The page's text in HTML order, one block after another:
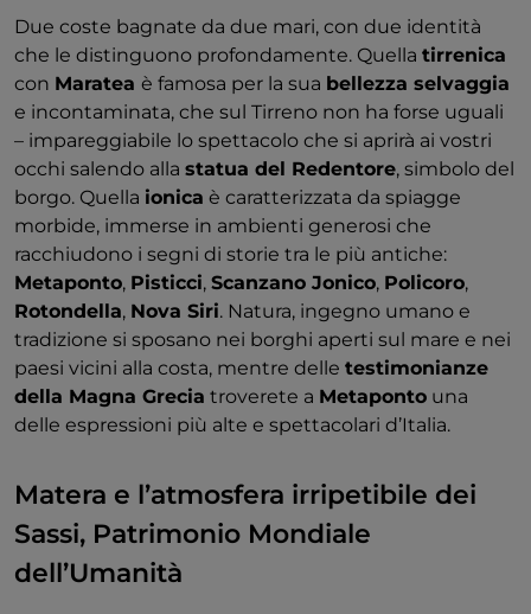
Due coste bagnate da due mari, con due identità
che le distinguono profondamente. Quella tirrenica
con Maratea è famosa per la sua bellezza selvaggia
e incontaminata, che sul Tirreno non ha forse uguali
– impareggiabile lo spettacolo che si aprirà ai vostri
occhi salendo alla statua del Redentore, simbolo del
borgo. Quella ionica è caratterizzata da spiagge
morbide, immerse in ambienti generosi che
racchiudono i segni di storie tra le più antiche:
Metaponto, Pisticci, Scanzano Jonico, Policoro,
Rotondella, Nova Siri. Natura, ingegno umano e
tradizione si sposano nei borghi aperti sul mare e nei
paesi vicini alla costa, mentre delle testimonianze
della Magna Grecia troverete a Metaponto una
delle espressioni più alte e spettacolari d’Italia.
Matera e l’atmosfera irripetibile dei
Sassi, Patrimonio Mondiale
dell’Umanità